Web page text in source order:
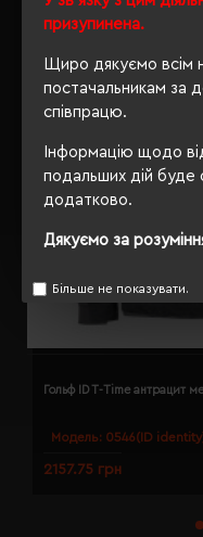
призупинена.
Щиро дякуємо всім
постачальникам за
співпрацю.
Інформацію щодо
подальших дій буде
додатково.
Дякуємо за
Більше не показувати.
Модель: 0546(ID
Гольф ID T-Time антрацит
2157.75 грн